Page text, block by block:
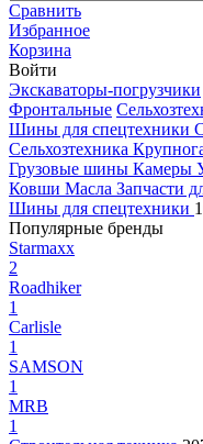
Сравнить
Избранное
Корзина
Войти
Экскаваторы-погрузчики
Фронтальные
Шины для спецтехники
Сельхозтехника
Грузовые шины Камеры
Ковши Масла Запчасти
Шины для спецтехники
Популярные бренды
Starmaxx
2
Roadhiker
1
Carlisle
1
SAMSON
1
MRB
1